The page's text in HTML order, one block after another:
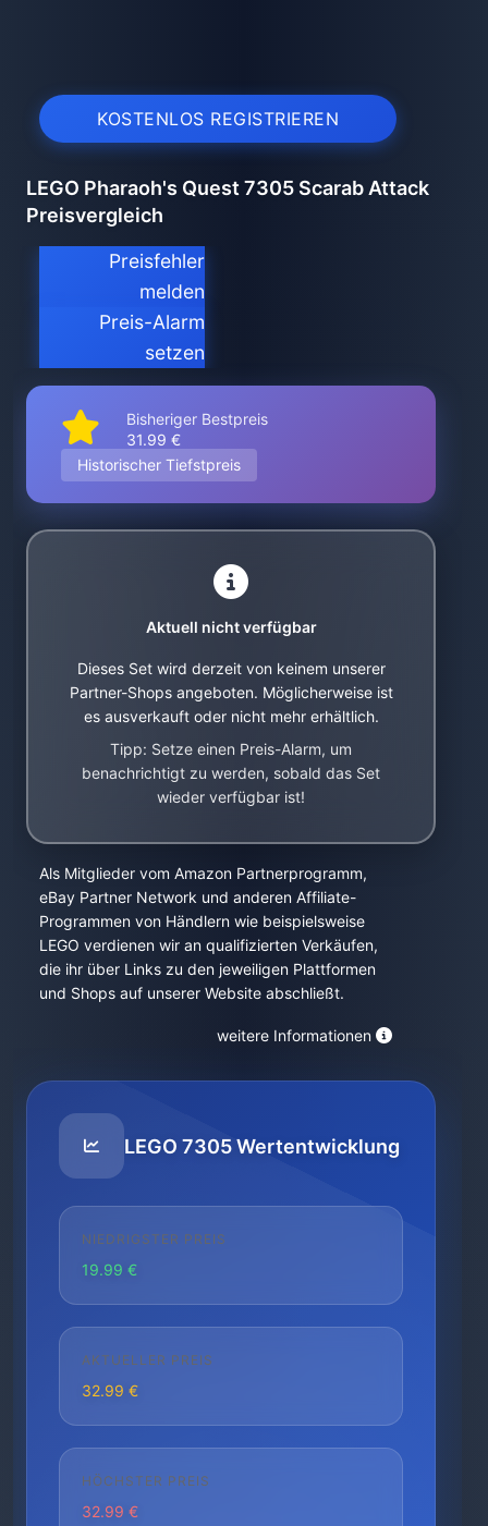
KOSTENLOS REGISTRIEREN
LEGO Pharaoh's Quest 7305 Scarab Attack
Preisvergleich
Preisfehler
melden
Preis-Alarm
setzen
Bisheriger Bestpreis
31.99 €
Historischer Tiefstpreis
Aktuell nicht verfügbar
Dieses Set wird derzeit von keinem unserer
Partner-Shops angeboten. Möglicherweise ist
es ausverkauft oder nicht mehr erhältlich.
Tipp: Setze einen Preis-Alarm, um
benachrichtigt zu werden, sobald das Set
wieder verfügbar ist!
Als Mitglieder vom Amazon Partnerprogramm,
eBay Partner Network und anderen Affiliate-
Programmen von Händlern wie beispielsweise
LEGO verdienen wir an qualifizierten Verkäufen,
die ihr über Links zu den jeweiligen Plattformen
und Shops auf unserer Website abschließt.
weitere Informationen
LEGO 7305 Wertentwicklung
NIEDRIGSTER PREIS
19.99 €
AKTUELLER PREIS
32.99 €
HÖCHSTER PREIS
32.99 €